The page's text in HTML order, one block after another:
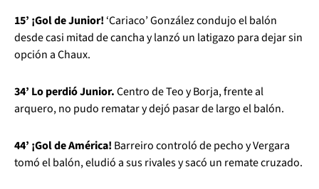
15’ ¡Gol de Junior! ‘Cariaco’ González condujo el balón
desde casi mitad de cancha y lanzó un latigazo para dejar sin
opción a Chaux.
34’ Lo perdió Junior.Centro de Teo y Borja, frente al
arquero, no pudo rematar y dejó pasar de largo el balón.
44’ ¡Gol de América! Barreiro controló de pecho y Vergara
tomó el balón, eludió a sus rivales y sacó un remate cruzado.